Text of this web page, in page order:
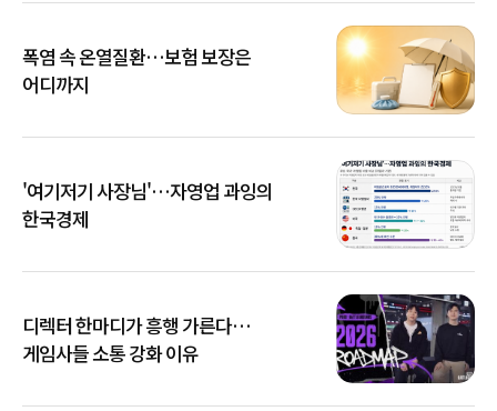
폭염 속 온열질환…보험 보장은
어디까지
'여기저기 사장님'…자영업 과잉의
한국경제
디렉터 한마디가 흥행 가른다…
게임사들 소통 강화 이유